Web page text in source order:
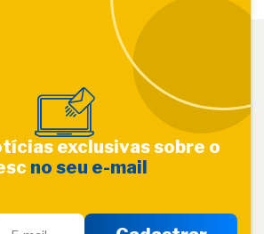
exclusivas sobre o
no seu e-mail